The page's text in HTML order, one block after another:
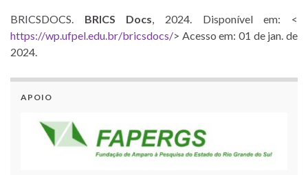
BRICSDOCS. BRICS Docs , 2024. Disponível em: <
https://wp.ufpel.edu.br/bricsdocs/> Acesso em: 01 de jan. de
2024.
APOIO